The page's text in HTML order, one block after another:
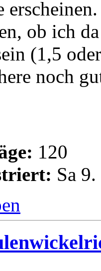
erscheinen.
ob ich
(1,5
noch
120
Sa